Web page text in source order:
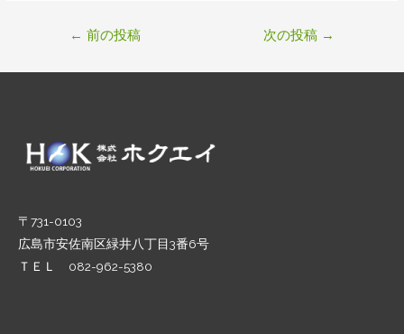
← 前の投稿 次の投稿 →
〒731-0103
広島市安佐南区緑井八丁目3番6号
ＴＥＬ 082-962-5380